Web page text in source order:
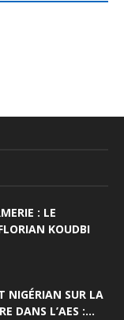
: LE
KOUDBI
NIGÉRIAN SUR LA
DANS L’AES :...